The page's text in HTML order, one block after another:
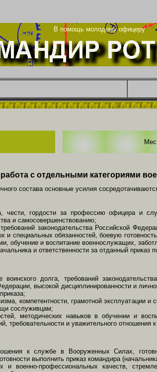
В помощь молодому офицеру
с отдельными категориями
состава основные усилия
чести, гордости за профессию офицера и
и самосовершенствованию;
законодательства Российской
специальных обязанностей, боевую
обучение и воспитание военнослужащих,
и ответственности за отданный приказ
воинского долга, требований
высокой дисциплинированности и
компетентности, грамотной эксплуатации и
сослуживцам;
методических навыков в обучении и
требовательности и уважительного отношения
к службе в Вооруженных Силах,
выполнить приказ командира
и военно-профессиональных качеств,